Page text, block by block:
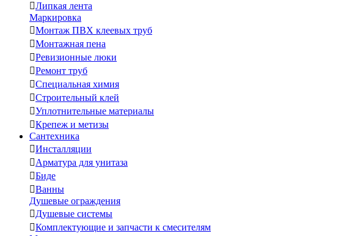
Липкая лента
Маркировка
Монтаж ПВХ клеевых труб
Монтажная пена
Ревизионные люки
Ремонт труб
Специальная химия
Строительный клей
Уплотнительные материалы
Крепеж и метизы
Сантехника
Инсталляции
Арматура для унитаза
Биде
Ванны
Душевые ограждения
Душевые системы
Комплектующие и запчасти к смесителям